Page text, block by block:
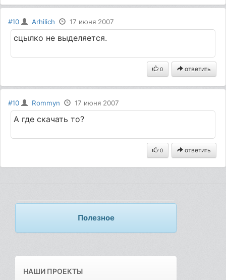
#10 Arhilich 17 июня 2007
сцылко не выделяется.
0 ответить
#10 Rommyn 17 июня 2007
А где скачать то?
0 ответить
Полезное
НАШИ ПРОЕКТЫ